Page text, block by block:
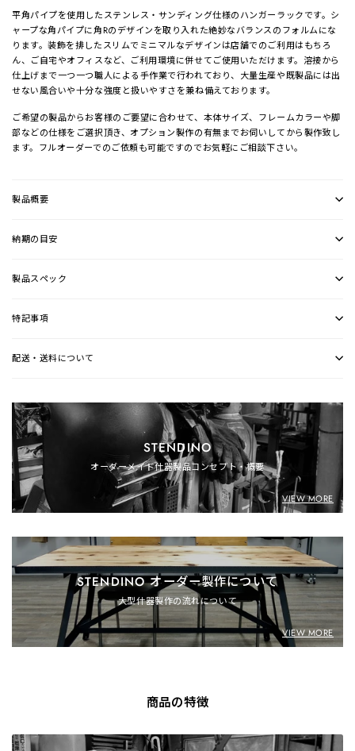
平角パイプを使用したステンレス・サンディング仕様のハンガーラックです。シ
ャープな角パイプに角Rのデザインを取り入れた絶妙なバランスのフォルムにな
ります。装飾を排したスリムでミニマルなデザインは店舗でのご利用はもちろ
ん、ご自宅やオフィスなど、ご利用環境に併せてご使用いただけます。溶接から
仕上げまで一つ一つ職人による手作業で行われており、大量生産や既製品には出
せない風合いや十分な強度と扱いやすさを兼ね備えております。
ご希望の製品からお客様のご要望に合わせて、本体サイズ、フレームカラーや脚
部などの仕様をご選択頂き、オプション製作の有無までお伺いしてから製作致し
ます。フルオーダーでのご依頼も可能ですのでお気軽にご相談下さい。
製品概要
納期の目安
製品スペック
特記事項
配送・送料について
STENDINO
オーダーメイド什器製品コンセプト・概要
VIEW MORE
STENDINO オーダー製作について
大型什器製作の流れについて
VIEW MORE
商品の特徴